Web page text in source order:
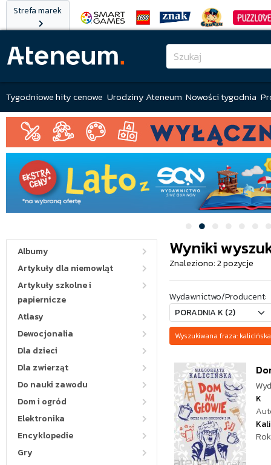
Strefa marek
Tygodniowe hity cenowe Urodziny Ateneum Nowości tygodnia
Albumy
Artykuły dla niemowląt
Artykuły szkolne i
papiernicze
Atlasy
Dewocjonalia
Dla dzieci
Dla zwierząt
Do nauki zawodu
Dom i ogród
Elektronika
Encyklopedie
Gry
Wyniki
Znaleziono: 2 pozycje
Wydawnictwo/Producent:
Wyszukiwana fraza:
K